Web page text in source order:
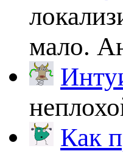
мало.
Как